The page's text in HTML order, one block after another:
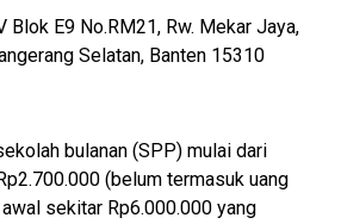
Blok E9 No.RM21, Rw. Mekar Jaya,
Selatan, Banten 15310
bulanan (SPP) mulai dari
(belum termasuk uang
sekitar Rp6.000.000 yang